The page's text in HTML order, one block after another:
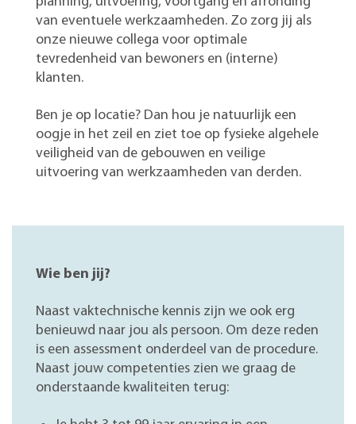
van eventuele werkzaamheden. Zo zorg jij als
onze nieuwe collega voor optimale
tevredenheid van bewoners en (interne)
klanten.
Ben je op locatie? Dan hou je natuurlijk een
oogje in het zeil en ziet toe op fysieke algehele
veiligheid van de gebouwen en veilige
uitvoering van werkzaamheden van derden.
Wie ben jij?
Naast vaktechnische kennis zijn we ook erg
benieuwd naar jou als persoon. Om deze reden
is een assessment onderdeel van de procedure.
Naast jouw competenties zien we graag de
onderstaande kwaliteiten terug: